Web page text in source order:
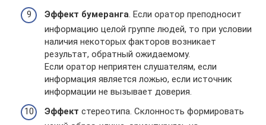
Эффект бумеранга . Если оратор преподносит
информацию целой группе людей, то при условии
наличия некоторых факторов возникает
результат, обратный ожидаемому.
Если оратор неприятен слушателям, если
информация является ложью, если источник
информации не вызывает доверия.
Эффект стереотипа. Склонность формировать